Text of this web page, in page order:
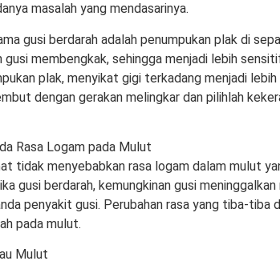
masalah yang mendasarinya.
gusi berdarah adalah penumpukan plak di
gusi membengkak, sehingga menjadi lebih
plak, menyikat gigi terkadang menjadi
dengan gerakan melingkar dan pilihlah
Rasa Logam pada Mulut
tidak menyebabkan rasa logam dalam mulut
gusi berdarah, kemungkinan gusi
penyakit gusi. Perubahan rasa yang tiba-tiba
pada mulut.
Mulut